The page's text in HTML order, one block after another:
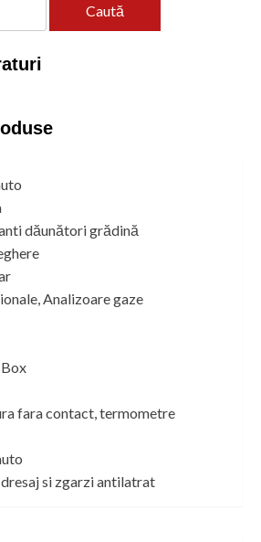
Caută
dăunători grădină
Analizoare gaze
fara contact, termometre
si zgarzi antilatrat